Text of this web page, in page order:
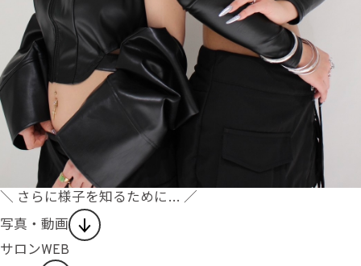
＼ さらに様子を知るために… ／
写真・動画
サロンWEB